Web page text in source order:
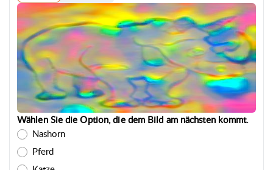
Wählen Sie die Option, die dem Bild am nächsten kommt.
Nashorn
Pferd